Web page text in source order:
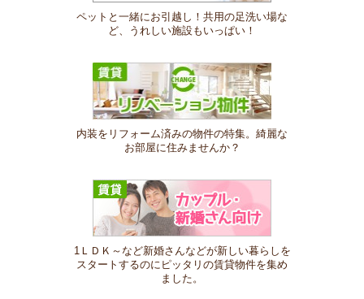
ペットと一緒にお引越し！共用の足洗い場な
ど、うれしい施設もいっぱい！
内装をリフォーム済みの物件の特集。綺麗な
お部屋に住みませんか？
1ＬＤＫ～など新婚さんなどが新しい暮らしを
スタートするのにピッタリの賃貸物件を集め
ました。